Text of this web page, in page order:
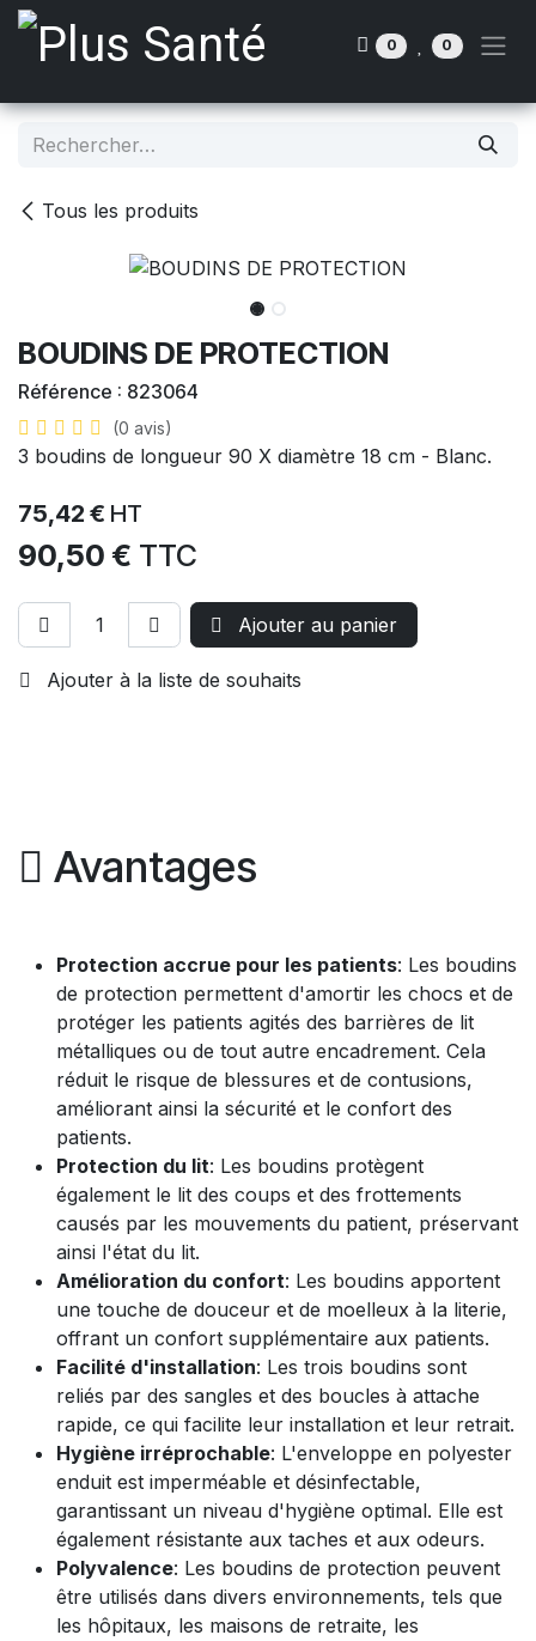
Se rendre au contenu
0 0
Tous les produits
BOUDINS DE PROTECTION
Référence : 823064
(0 avis)
3 boudins de longueur 90 X diamètre 18 cm - Blanc.
75,42 € HT
90,50 € TTC
Ajouter au panier
Ajouter à la liste de souhaits
Avantages
Protection accrue pour les patients: Les boudins
de protection permettent d'amortir les chocs et de
protéger les patients agités des barrières de lit
métalliques ou de tout autre encadrement. Cela
réduit le risque de blessures et de contusions,
améliorant ainsi la sécurité et le confort des
patients.
Protection du lit: Les boudins protègent
également le lit des coups et des frottements
causés par les mouvements du patient, préservant
ainsi l'état du lit.
Amélioration du confort: Les boudins apportent
une touche de douceur et de moelleux à la literie,
offrant un confort supplémentaire aux patients.
Facilité d'installation: Les trois boudins sont
reliés par des sangles et des boucles à attache
rapide, ce qui facilite leur installation et leur retrait.
Hygiène irréprochable: L'enveloppe en polyester
enduit est imperméable et désinfectable,
garantissant un niveau d'hygiène optimal. Elle est
également résistante aux taches et aux odeurs.
Polyvalence: Les boudins de protection peuvent
être utilisés dans divers environnements, tels que
les hôpitaux, les maisons de retraite, les